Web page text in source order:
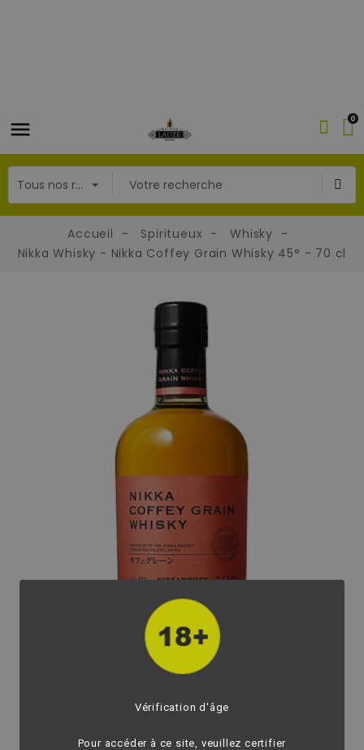
Vérification d'âge
Pour accéder à ce site, veuillez certifier
0
Accueil Spiritueux
Whisky
Nikka Whisky - Nikka Coffey Grain Whisky 45° - 70 cl